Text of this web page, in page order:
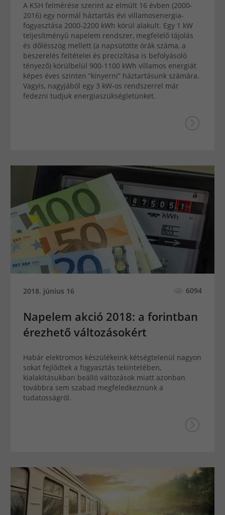
A KSH felmérése szerint az elmúlt 16 évben (2000-
2016) egy normál háztartás évi villamosenergia-
fogyasztása 2000-2200 kWh körül alakult. Egy 1 kW
teljesítményű napelem rendszer, megfelelő tájolás
és dőlésszög mellett (a napsütötte órák száma, a
beszerelés feltételei és precizítása is befolyásoló
tényező) körülbelül 900-1100 kWh villamos energiát
képes éves szinten “kinyerni” háztartásunk számára.
Vagyis, nagyjából egy 3 kW-os rendszerrel már
fedezni tudjuk energiaszükségletünket.
2018. június 16 6094
Napelem akció 2018: a forintban
érezhető változásokért
Habár elektromos készülékeink kétségtelenül nagyon
sokat fejlődtek a fogyasztás tekintetében,
kialakításukban beálló változások miatt azonban
továbbra sem szabad megfeledkeznünk a
tudatosságról.